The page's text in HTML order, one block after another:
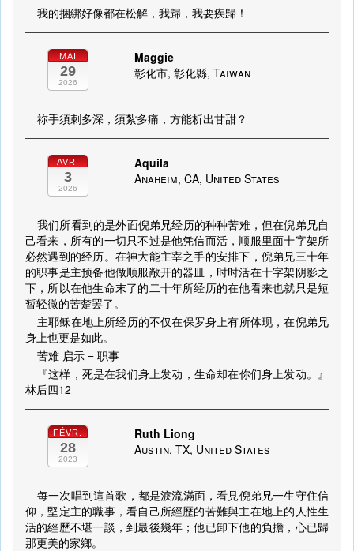
我的捆綁好像都在松解，我歸，我要疾歸！
MAI
29
2026
Maggie
彰化市, 彰化縣, Taiwan
祢手須刺多深，須紮多痛，方能析出甘甜？
AVR.
3
2026
Aquila
Anaheim, CA, United States
我们所看到的是外面倪弟兄经历的种种苦难，但在倪弟兄自
己看来，所有的一切只不过是他凭信而活，顺服里面十字架所
必然遇到的经历。在神大能主宰之手的安排下，倪弟兄三十年
的职事是主预备他做顺服敞开的器皿，时时活在十字架阴影之
下，所以在他生命末了的二十年所经历的在他看来也就只是短
暂轻微的苦楚罢了。
主耶稣在地上所经历的不仅在保罗身上有所体现，在倪弟兄
身上也更是如此。
苦难 启示 = 职事
『这样，死是在我们身上发动，生命却在你们身上发动。』
林后四12
FÉVR.
28
2023
Ruth Liong
Austin, TX, United States
每一次唱到這首歌，都是淚流滿面，看見倪弟兄一生守住信
仰，堅定主的職事，看自己所經歷的苦難與主在地上的人性生
活的經歷不堪一談，到最後幾年；他已卸下他的負擔，心已歸
那更美的家鄉。